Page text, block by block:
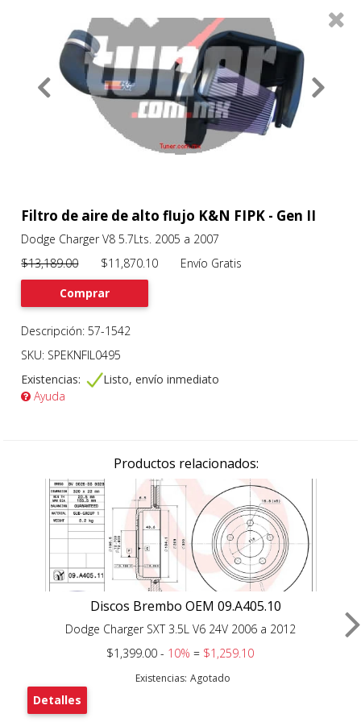
About
Services
Productos Filtros 0
Previous
Filtro de aire de alto flujo K&N FIPK - Gen II
Dodge Charger V8 5.7Lts. 2005 a 2007
$13,189.00$11,870.10 Envío Gratis
Comprar
Descripción: 57-1542
SKU: SPEKNFIL0495
Existencias:
Listo, envío inmediato
Ayuda
Productos relacionados:
Discos Brembo OEM 09.A405.10
Dodge Charger SXT 3.5L V6 24V 2006 a 2012
$1,399.00 - 10%= $1,259.10
Existencias: Agotado
Detalles